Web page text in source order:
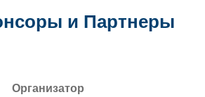
и Партнеры
Организатор